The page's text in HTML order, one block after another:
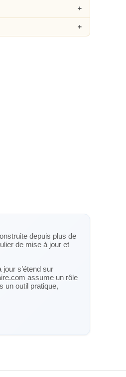
depuis plus de
de mise à jour et
s’étend sur
assume un rôle
un outil pratique,